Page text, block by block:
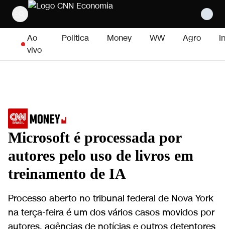
Pular para o conteúdo
Ao
vivo
Política Money WW Agro
Microsoft é processada por
autores pelo uso de livros em
treinamento de IA
Processo aberto no tribunal federal de Nova York
na terça-feira é um dos vários casos movidos por